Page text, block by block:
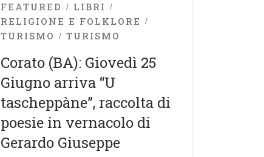
FEATURED
LIBRI
RELIGIONE E FOLKLORE
TURISMO
TURISMO
Corato (BA): Giovedì 25
Giugno arriva “U
tascheppàne”, raccolta di
poesie in vernacolo di
Gerardo Giuseppe